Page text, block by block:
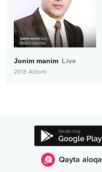
Jonim manim Live
2013 Albom
Qayta aloqa